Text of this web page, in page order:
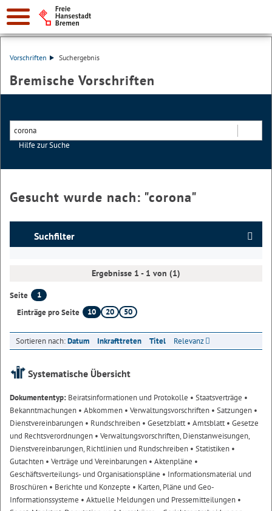
Vorschriften Suchergebnis
Bremische Vorschriften
Hilfe zur Suche
Gesucht wurde nach: "corona"
Suchfilter
Ergebnisse 1 - 1 von (1)
Seite
1
Einträge pro Seite
10 20 50
Sortieren nach:Datum Inkrafttreten Titel Relevanz
Systematische Übersicht
Dokumententyp: Beiratsinformationen und Protokolle • Staatsverträge •
Bekanntmachungen • Abkommen • Verwaltungsvorschriften • Satzungen •
Dienstvereinbarungen • Rundschreiben • Gesetzblatt• Amtsblatt• Gesetze
und Rechtsverordnungen • Verwaltungsvorschriften, Dienstanweisungen,
Dienstvereinbarungen, Richtlinien und Rundschreiben • Statistiken •
Gutachten • Verträge und Vereinbarungen • Aktenpläne •
Geschäftsverteilungs- und Organisationspläne • Informationsmaterial und
Broschüren • Berichte und Konzepte • Karten, Pläne und Geo-
Informationssysteme • Aktuelle Meldungen und Pressemitteilungen •